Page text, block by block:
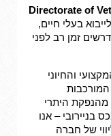
Directorate of
בעלי חיים,
זמן רב לפני
והחיוני
מהנפקת היתרי
בניירובי – אנו
של חברה